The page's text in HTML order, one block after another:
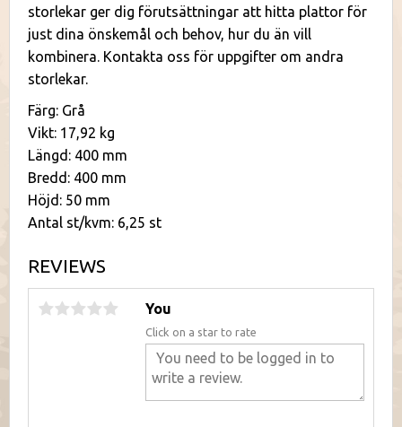
storlekar ger dig förutsättningar att hitta plattor för
just dina önskemål och behov, hur du än vill
kombinera. Kontakta oss för uppgifter om andra
storlekar.
Färg: Grå
Vikt: 17,92 kg
Längd: 400 mm
Bredd: 400 mm
Höjd: 50 mm
Antal st/kvm: 6,25 st
REVIEWS
You
Click on a star to rate